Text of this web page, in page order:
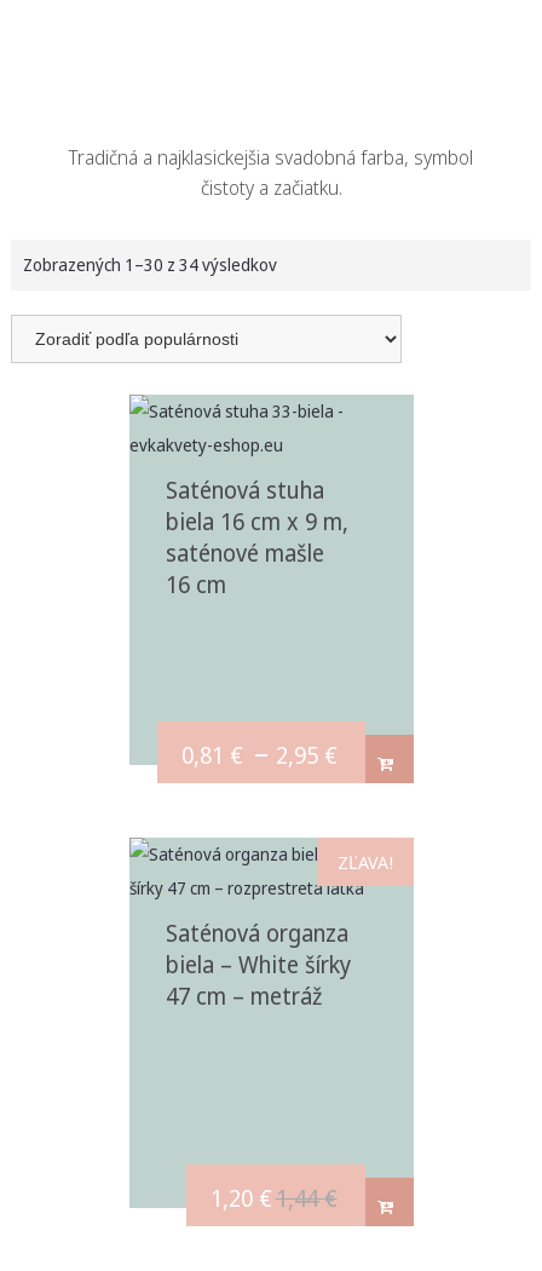
Tradičná a najklasickejšia svadobná farba, symbol
čistoty a začiatku.
Zobrazených 1–30 z 34 výsledkov
Saténová stuha
biela 16 cm x 9 m,
saténové mašle
16 cm
0,81 € – 2,95 €
ZĽAVA!
Saténová organza
biela – White šírky
47 cm – metráž
1,44€
1,20 €